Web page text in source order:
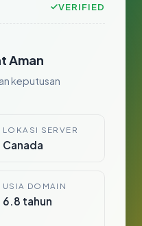
VERIFIED
Aman
keputusan
LOKASI SERVER
Canada
USIA DOMAIN
6.8 tahun